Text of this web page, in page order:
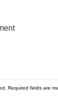
Required fields are